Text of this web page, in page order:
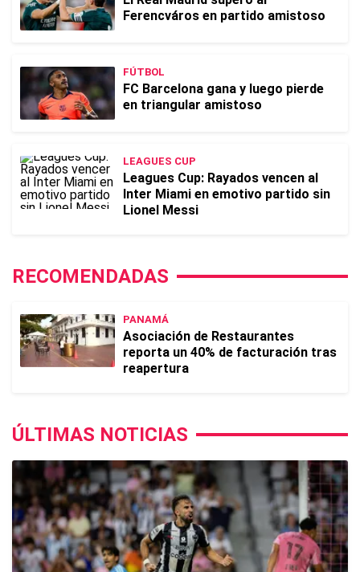
Ferencváros en partido amistoso
FÚTBOL
FC Barcelona gana y luego pierde
en triangular amistoso
LEAGUES CUP
Leagues Cup: Rayados vencen al
Inter Miami en emotivo partido sin
Lionel Messi
RECOMENDADAS
PANAMÁ
Asociación de Restaurantes
reporta un 40% de facturación tras
reapertura
ÚLTIMAS NOTICIAS